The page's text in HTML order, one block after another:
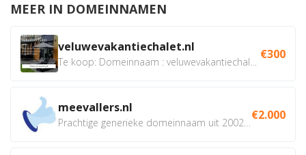
MEER IN DOMEINNAMEN
veluwevakantiechalet.nl €300
meevallers.nl €2.000